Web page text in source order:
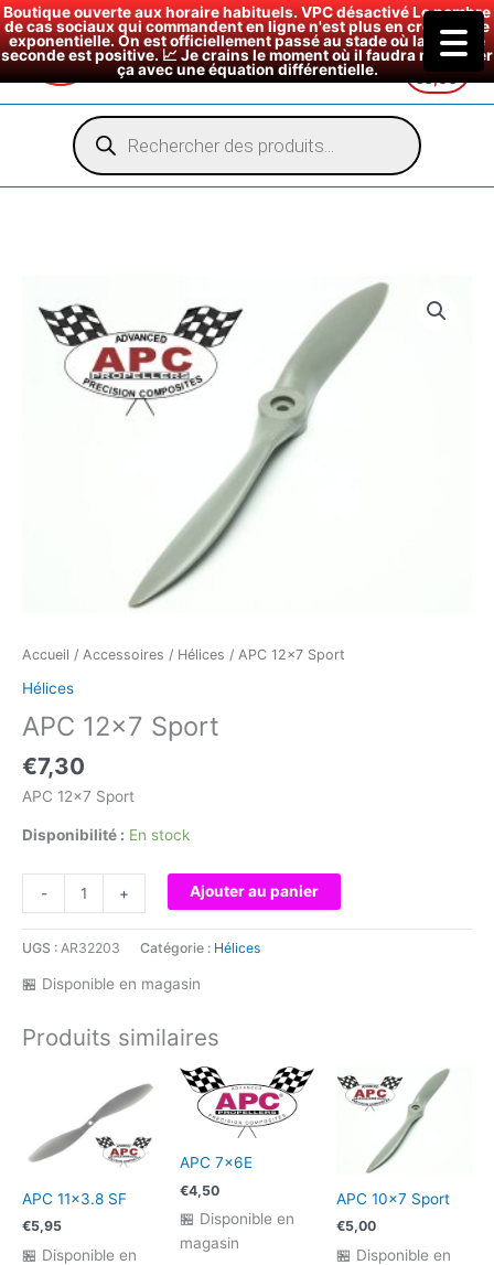
Boutique ouverte aux horaire habituels. VPC désactivé Le nombre
de cas sociaux qui commandent en ligne n'est plus en croissance
exponentielle. On est officiellement passé au stade où la dérivée
seconde est positive. 📈 Je crains le moment où il faudra modéliser
ça avec une équation différentielle.
€0,00
Recherche
de
produits
Accueil / Accessoires / Hélices / APC 12×7 Sport
Hélices
APC 12×7 Sport
€7,30
APC 12×7 Sport
Disponibilité : En stock
-
de
APC
12x7
Sport
+ Ajouter au panier
UGS : AR32203 Catégorie : Hélices
🏪 Disponible en magasin
Produits similaires
APC 11×3.8 SF
€5,95
🏪 Disponible en
APC 7x6E
€4,50
🏪 Disponible en
magasin
APC 10×7 Sport
€5,00
🏪 Disponible en